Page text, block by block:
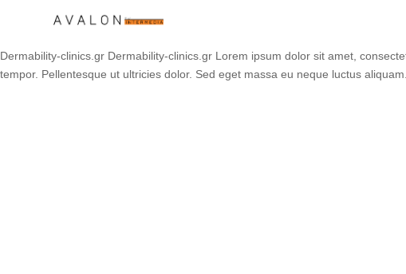
Dermability-clinics.gr Dermability-clinics.gr Lorem ipsum dolor sit amet,
tempor. Pellentesque ut ultricies dolor. Sed eget massa eu neque luctus